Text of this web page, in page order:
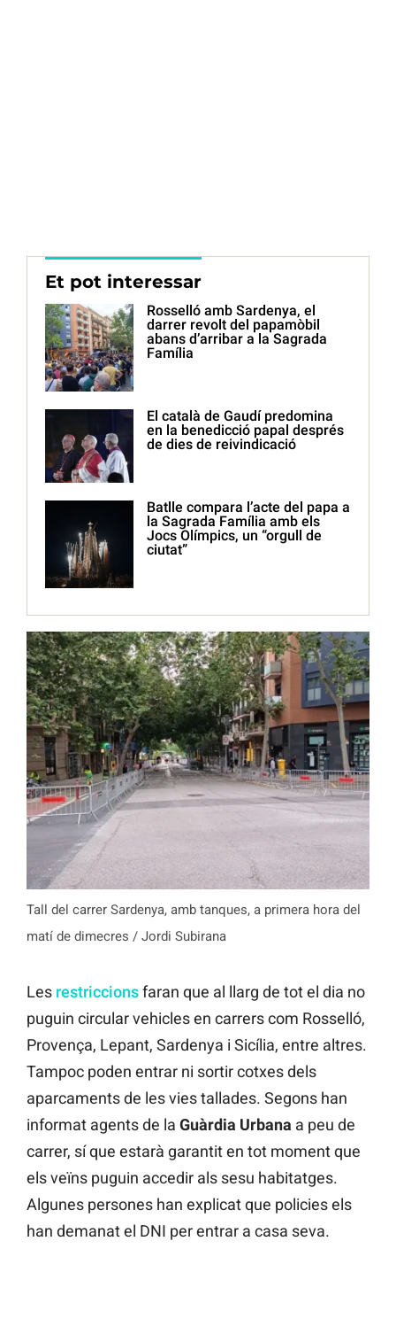
Et pot interessar
Rosselló amb Sardenya, el
darrer revolt del papamòbil
abans d’arribar a la Sagrada
Família
El català de Gaudí predomina
en la benedicció papal després
de dies de reivindicació
Batlle compara l’acte del papa a
la Sagrada Família amb els
Jocs Olímpics, un “orgull de
ciutat”
Tall del carrer Sardenya, amb tanques, a primera hora del
matí de dimecres / Jordi Subirana
Les restriccionsfaran que al llarg de tot el dia no
puguin circular vehicles en carrers com Rosselló,
Provença, Lepant, Sardenya i Sicília, entre altres.
Tampoc poden entrar ni sortir cotxes dels
aparcaments de les vies tallades. Segons han
informat agents de la Guàrdia Urbana a peu de
carrer, sí que estarà garantit en tot moment que
els veïns puguin accedir als sesu habitatges.
Algunes persones han explicat que policies els
han demanat el DNI per entrar a casa seva.